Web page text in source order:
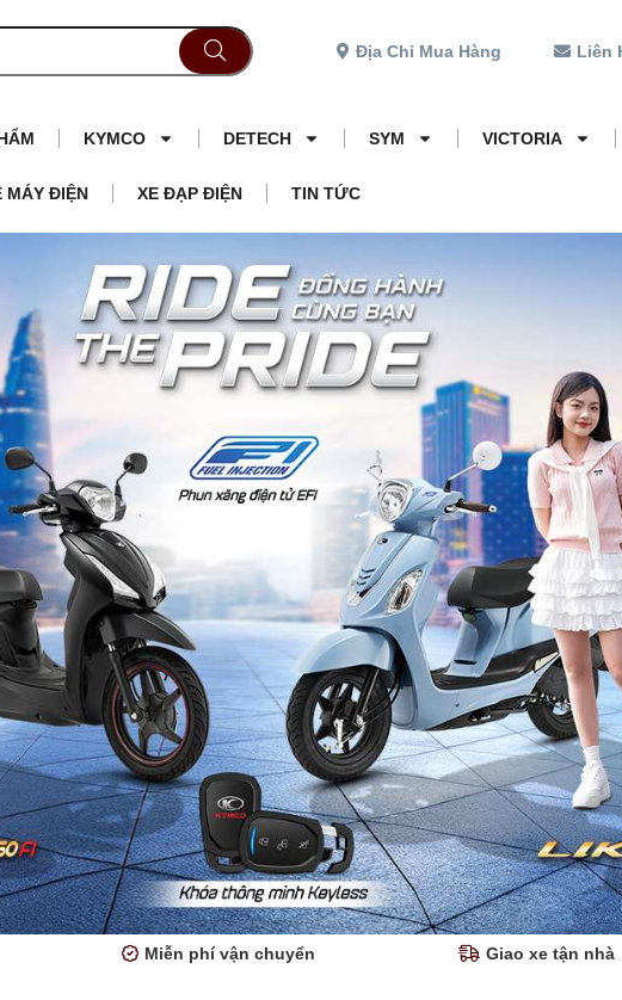
Địa Chỉ Mua Hàng Liên
KYMCO DETECH SYM VICTORIA
MÁY ĐIỆN XE ĐẠP ĐIỆN TIN TỨC
Miễn phí vận chuyển Giao xe tận nhà